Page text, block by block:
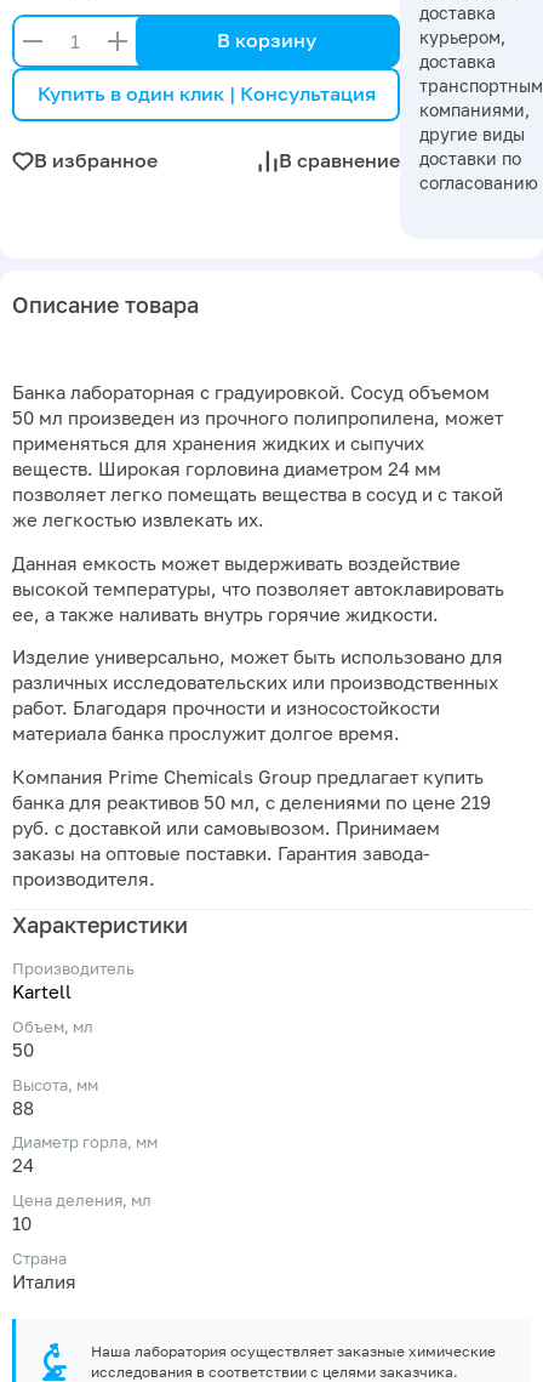
В корзину
Купить в один клик | Консультация
В избранное В сравнение
доставка
курьером,
доставка
компаниями,
другие виды
доставки по
согласованию
Описание товара
Банка лабораторная с градуировкой. Сосуд объемом
50 мл произведен из прочного полипропилена, может
применяться для хранения жидких и сыпучих
веществ. Широкая горловина диаметром 24 мм
позволяет легко помещать вещества в сосуд и с такой
же легкостью извлекать их.
Данная емкость может выдерживать воздействие
высокой температуры, что позволяет автоклавировать
ее, а также наливать внутрь горячие жидкости.
Изделие универсально, может быть использовано для
различных исследовательских или производственных
работ. Благодаря прочности и износостойкости
материала банка прослужит долгое время.
Компания Prime Chemicals Group предлагает купить
банка для реактивов 50 мл, с делениями по цене 219
руб. с доставкой или самовывозом. Принимаем
заказы на оптовые поставки. Гарантия завода-
производителя.
Характеристики
Производитель
Kartell
Объем, мл
50
Высота, мм
88
Диаметр горла, мм
24
Цена деления, мл
10
Страна
Италия
Наша лаборатория осуществляет заказные химические
исследования в соответствии с целями заказчика.